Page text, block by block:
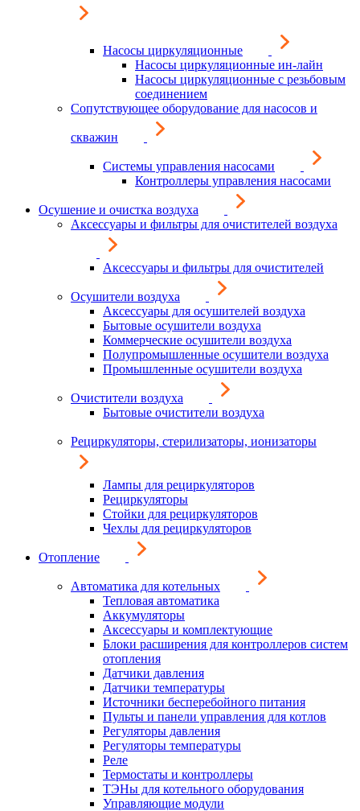
Насосы циркуляционные
Насосы циркуляционные ин-лайн
Насосы циркуляционные с резьбовым
соединением
Сопутствующее оборудование для насосов и
скважин
Системы управления насосами
Контроллеры управления насосами
Осушение и очистка воздуха
Аксессуары и фильтры для очистителей воздуха
Аксессуары и фильтры для очистителей
Осушители воздуха
Аксессуары для осушителей воздуха
Бытовые осушители воздуха
Коммерческие осушители воздуха
Полупромышленные осушители воздуха
Промышленные осушители воздуха
Очистители воздуха
Бытовые очистители воздуха
Рециркуляторы, стерилизаторы, ионизаторы
Лампы для рециркуляторов
Рециркуляторы
Стойки для рециркуляторов
Чехлы для рециркуляторов
Отопление
Автоматика для котельных
Тепловая автоматика
Аккумуляторы
Аксессуары и комплектующие
Блоки расширения для контроллеров систем
отопления
Датчики давления
Датчики температуры
Источники бесперебойного питания
Пульты и панели управления для котлов
Регуляторы давления
Регуляторы температуры
Реле
Термостаты и контроллеры
ТЭНы для котельного оборудования
Управляющие модули